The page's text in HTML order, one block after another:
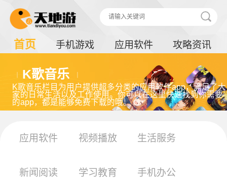
首页 手机游戏 应用软件 攻略资讯
K歌音乐
K歌音乐栏目为用户提供超多分类的应用软件app，满足了大
家的日常生活以及工作使用。你可以在这里快速找到你需要
的app，都是能够免费下载的哦。
应用软件 视频播放 生活服务
新闻阅读 学习教育 手机办公